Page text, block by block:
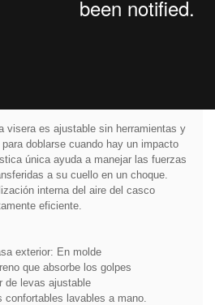
visera es ajustable sin herramientas y
doblarse cuando hay un impacto
única ayuda a manejar las fuerzas
a su cuello en un choque.
interna del aire del casco
eficiente.
exterior: En molde
que absorbe los golpes
de levas ajustable
confortables lavables a mano.